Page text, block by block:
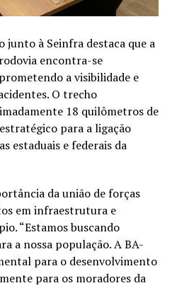
à Seinfra destaca que a
encontra-se
a visibilidade e
O trecho
18 quilômetros de
para a ligação
estaduais e federais da
da união de forças
em infraestrutura e
“Estamos buscando
a nossa população. A BA-
para o desenvolvimento
para os moradores da